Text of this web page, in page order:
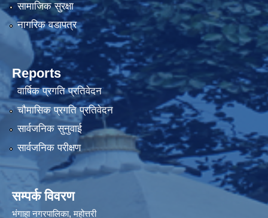
सामाजिक सुरक्षा
नागरिक वडापत्र
Reports
वार्षिक प्रगति प्रतिवेदन
चौमासिक प्रगति प्रतिवेदन
सार्वजनिक सुनुवाई
सार्वजनिक परीक्षण
सम्पर्क विवरण
भंगाहा नगरपालिका, महोत्तरी